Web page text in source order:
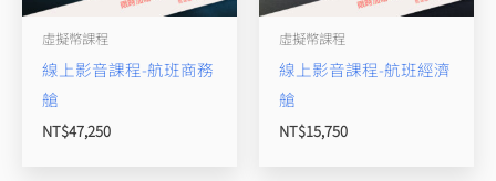
虛擬幣課程
線上影音課程-航班商務
艙
NT$47,250
虛擬幣課程
線上影音課程-航班經濟
艙
NT$15,750